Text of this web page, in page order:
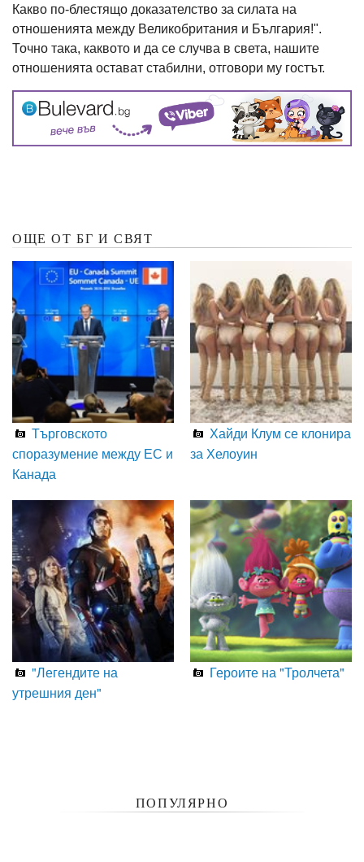
Какво по-блестящо доказателство за силата на
отношенията между Великобритания и България!".
Точно така, каквото и да се случва в света, нашите
отношенията остават стабилни, отговори му гостът.
ОЩЕ ОТ БГ И СВЯТ
Търговското
споразумение между ЕС и
Канада
Хайди Клум се клонира
за Хелоуин
"Легендите на
утрешния ден"
Героите на "Тролчета"
ПОПУЛЯРНО